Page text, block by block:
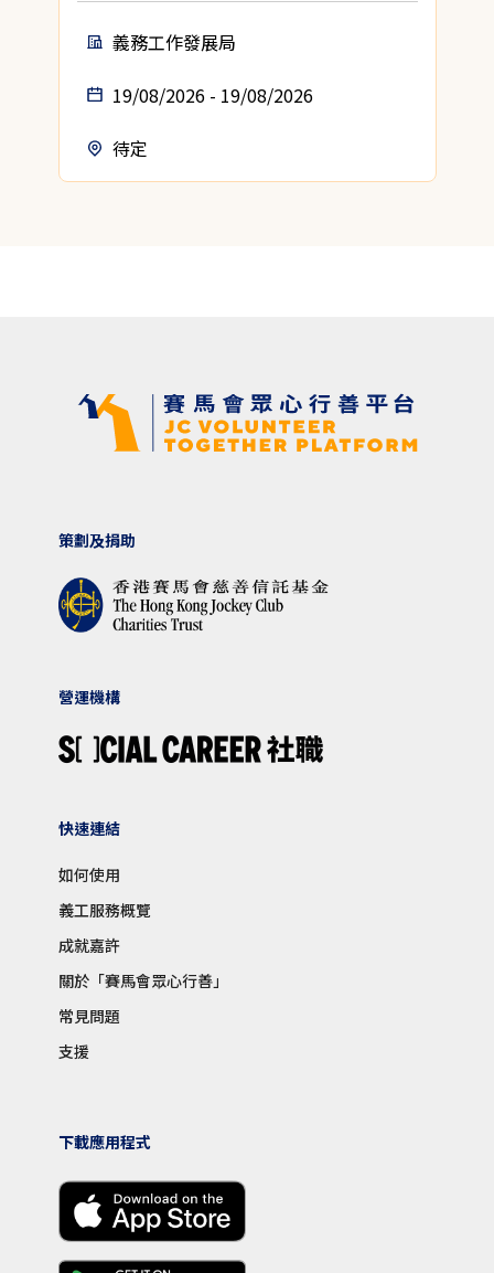
義務工作發展局
19/08/2026 - 19/08/2026
待定
策劃及捐助
營運機構
快速連結
如何使用
義工服務概覽
成就嘉許
關於「賽馬會眾心行善」
常見問題
支援
下載應用程式